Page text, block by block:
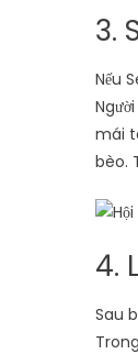
3.
Nếu
mái
bèo.
4.
Sau